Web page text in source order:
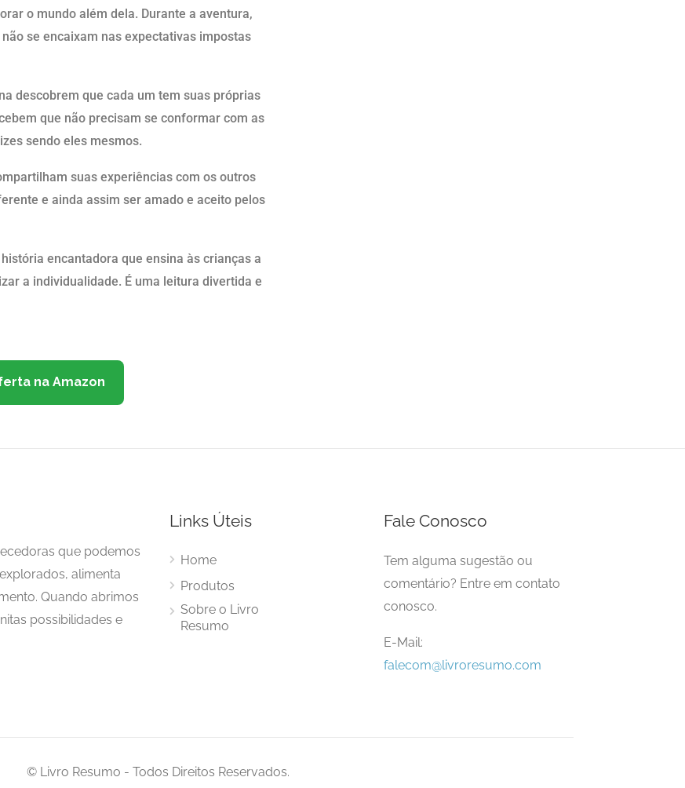
o mundo além dela. Durante a aventura,
se encaixam nas expectativas impostas
descobrem que cada um tem suas próprias
que não precisam se conformar com as
sendo eles mesmos.
suas experiências com os outros
e ainda assim ser amado e aceito pelos
encantadora que ensina às crianças a
a individualidade. É uma leitura divertida e
na Amazon
que podemos
alimenta
Quando abrimos
possibilidades e
Links Úteis
Home
Produtos
Sobre o Livro
Resumo
Fale Conosco
Tem alguma sugestão ou
comentário? Entre em contato
conosco.
E-Mail:
falecom@livroresumo.com
© Livro Resumo - Todos Direitos Reservados.